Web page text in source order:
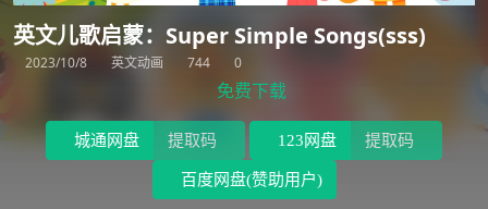
英文儿歌启蒙：Super Simple Songs(sss)
2023/10/8 英文动画 744 0
免费下载
城通网盘 提取码 123网盘 提取码
百度网盘(赞助用户)